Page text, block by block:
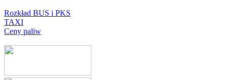
Rozkład BUS i PKS
TAXI
Ceny paliw